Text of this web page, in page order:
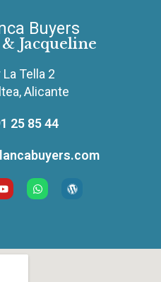
Buyers
Jacqueline
Tella 2
Alicante
25 85 44